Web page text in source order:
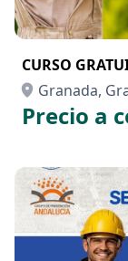
CURSO
Granada,
Precio a